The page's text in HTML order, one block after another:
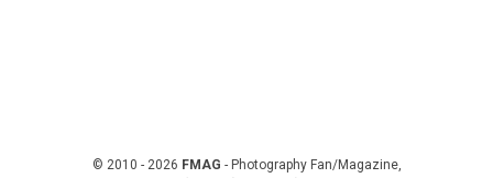
© 2010 - 2026 FMAG - Photography Fan/Magazine,